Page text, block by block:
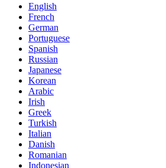
English
French
German
Portuguese
Spanish
Russian
Japanese
Korean
Arabic
Irish
Greek
Turkish
Italian
Danish
Romanian
Indonesian